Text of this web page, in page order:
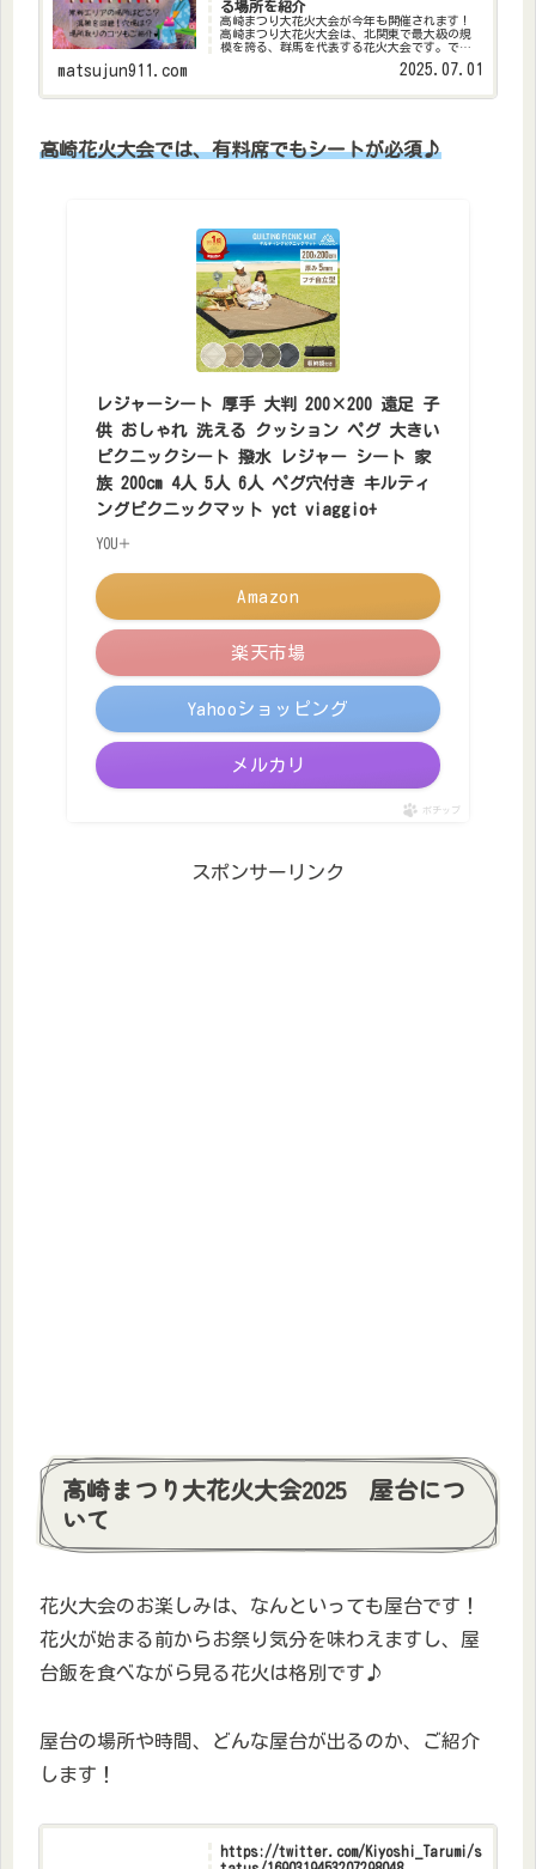
る場所を紹介
高崎まつり大花火大会が今年も開催されます！
高崎まつり大花火大会は、北関東で最大級の規
模を誇る、群馬を代表する花火大会です。です
が、人気の花火大会は混雑がすごくて疲れる…
場所取りも大変…できれば混雑を避けて花火を
matsujun911.com 2025.07.01
高崎花火大会では、有料席でもシートが必須♪
レジャーシート 厚手 大判 200×200 遠足 子
供 おしゃれ 洗える クッション ペグ 大きい
ピクニックシート 撥水 レジャー シート 家
族 200cm 4人 5人 6人 ペグ穴付き キルティ
ングピクニックマット yct viaggio+
YOU＋
Amazon
楽天市場
Yahooショッピング
メルカリ
ポチップ
スポンサーリンク
高崎まつり大花火大会2025 屋台につ
いて
花火大会のお楽しみは、なんといっても屋台です！
花火が始まる前からお祭り気分を味わえますし、屋
台飯を食べながら見る花火は格別です♪
屋台の場所や時間、どんな屋台が出るのか、ご紹介
します！
https://twitter.com/Kiyoshi_Tarumi/s